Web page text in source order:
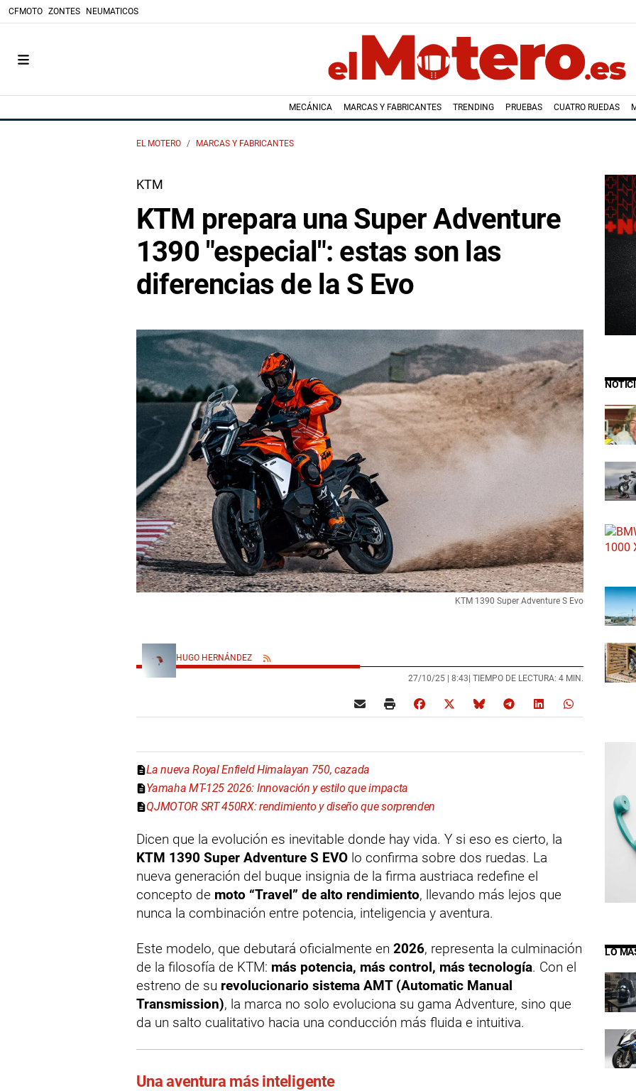
CFMOTO ZONTES NEUMATICOS
MECÁNICA MARCAS Y FABRICANTES TRENDING PRUEBAS CUATRO RUEDAS
EL MOTERO MARCAS Y FABRICANTES
KTM
KTM prepara una Super Adventure
1390 "especial": estas son las
diferencias de la S Evo
KTM 1390 Super Adventure S Evo
HUGO HERNÁNDEZ
27/10/25 | 8:43 | TIEMPO DE LECTURA: 4 MIN.
La nueva Royal Enfield Himalayan 750, cazada
Yamaha MT-125 2026: Innovación y estilo que impacta
QJMOTOR SRT 450RX: rendimiento y diseño que sorprenden
Dicen que la evolución es inevitable donde hay vida. Y si eso es cierto, la
KTM 1390 Super Adventure S EVO lo confirma sobre dos ruedas. La
nueva generación del buque insignia de la firma austriaca redefine el
concepto de moto “Travel” de alto rendimiento, llevando más lejos que
nunca la combinación entre potencia, inteligencia y aventura.
Este modelo, que debutará oficialmente en 2026, representa la culminación
de la filosofía de KTM: más potencia, más control, más tecnología. Con el
estreno de su revolucionario sistema AMT (Automatic Manual
Transmission), la marca no solo evoluciona su gama Adventure, sino que
da un salto cualitativo hacia una conducción más fluida e intuitiva.
Una aventura más inteligente
LO